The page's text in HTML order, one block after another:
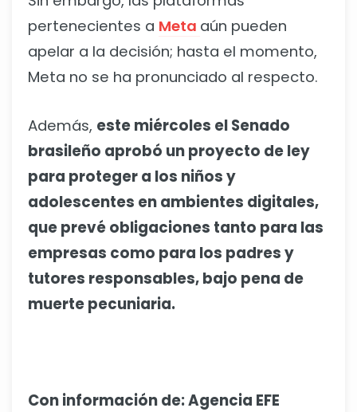
pertenecientes a Meta aún pueden
apelar a la decisión; hasta el momento,
Meta no se ha pronunciado al respecto.
Además, este miércoles el Senado
brasileño aprobó un proyecto de ley
para proteger a los niños y
adolescentes en ambientes digitales,
que prevé obligaciones tanto para las
empresas como para los padres y
tutores responsables, bajo pena de
muerte pecuniaria.
Con información de: Agencia EFE